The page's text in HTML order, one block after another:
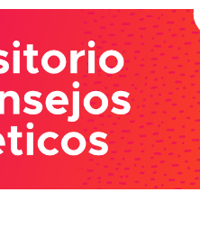
RECURSOS